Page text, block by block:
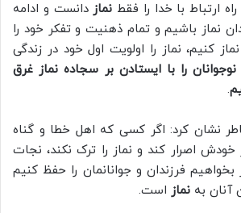
ارتباط با خدا را فقط نماز دانست و ادامه
نماز باشیم و تمام ذهنیت و تفکر خود را
کنیم، نماز را اولویت اول خود در زندگی
رابا ایستادن بر سجاده نماز غرق
.
نشان کرد: اگر کسی که اهل خطا و گناه
خودش اصرار کند و نماز را ترک نکند، نجات
بخواهیم فرزندان و جوانانمان را حفظ کنیم
به نماز است.